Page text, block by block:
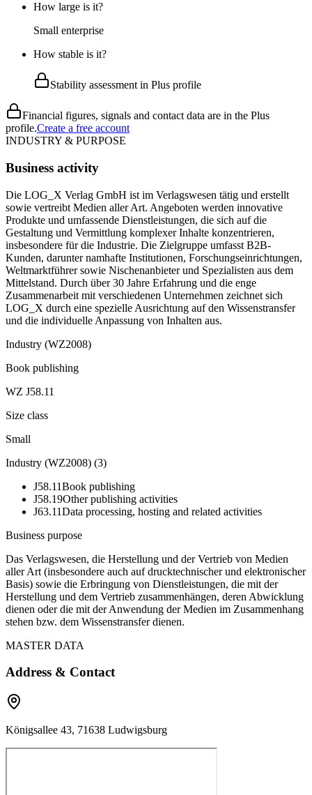
How large is it?
Small enterprise
How stable is it?
Stability assessment in Plus profile
Financial figures, signals and contact data are in the Plus
profile.Create a free account
INDUSTRY & PURPOSE
Business activity
Die LOG_X Verlag GmbH ist im Verlagswesen tätig und erstellt
sowie vertreibt Medien aller Art. Angeboten werden innovative
Produkte und umfassende Dienstleistungen, die sich auf die
Gestaltung und Vermittlung komplexer Inhalte konzentrieren,
insbesondere für die Industrie. Die Zielgruppe umfasst B2B-
Kunden, darunter namhafte Institutionen, Forschungseinrichtungen,
Weltmarktführer sowie Nischenanbieter und Spezialisten aus dem
Mittelstand. Durch über 30 Jahre Erfahrung und die enge
Zusammenarbeit mit verschiedenen Unternehmen zeichnet sich
LOG_X durch eine spezielle Ausrichtung auf den Wissenstransfer
und die individuelle Anpassung von Inhalten aus.
Industry (WZ2008)
Book publishing
WZ J58.11
Size class
Small
Industry (WZ2008) (3)
J58.11Book publishing
J58.19Other publishing activities
J63.11Data processing, hosting and related activities
Business purpose
Das Verlagswesen, die Herstellung und der Vertrieb von Medien
aller Art (insbesondere auch auf drucktechnischer und elektronischer
Basis) sowie die Erbringung von Dienstleistungen, die mit der
Herstellung und dem Vertrieb zusammenhängen, deren Abwicklung
dienen oder die mit der Anwendung der Medien im Zusammenhang
stehen bzw. dem Wissenstransfer dienen.
MASTER DATA
Address & Contact
Königsallee 43, 71638 Ludwigsburg